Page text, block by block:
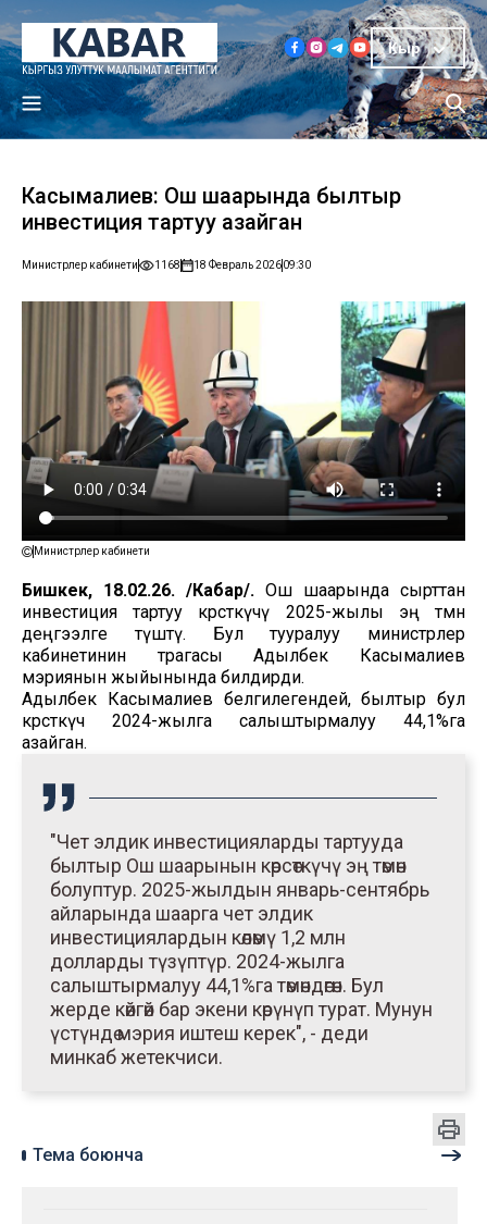
Кыр
Касымалиев: Ош шаарында былтыр
инвестиция тартуу азайган
Министрлер кабинети 1168 18 Февраль 202609:30
Министрлер кабинети
Бишкек, 18.02.26. /Кабар/. Ош шаарында сырттан
инвестиция тартуу көрсөткүчү 2025-жылы эң төмөн
деңгээлге түштү. Бул тууралуу министрлер
кабинетинин төрагасы Адылбек Касымалиев
мэриянын жыйынында билдирди.
Адылбек Касымалиев белгилегендей, былтыр бул
көрсөткүч 2024-жылга салыштырмалуу 44,1%га
азайган.
"Чет элдик инвестицияларды тартууда
былтыр Ош шаарынын көрсөткүчү эң төмөн
болуптур. 2025-жылдын январь-сентябрь
айларында шаарга чет элдик
инвестициялардын көлөмү 1,2 млн
долларды түзүптүр. 2024-жылга
салыштырмалуу 44,1%га төмөндөгөн. Бул
жерде көйгөй бар экени көрүнүп турат. Мунун
үстүндө мэрия иштеш керек", - деди
минкаб жетекчиси.
Тема боюнча